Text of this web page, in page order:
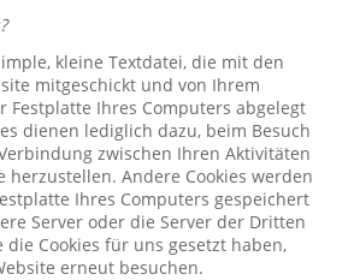
kleine Textdatei, die mit den
mitgeschickt und von Ihrem
Festplatte Ihres Computers abgelegt
dienen lediglich dazu, beim Besuch
zwischen Ihren Aktivitäten
herzustellen. Andere Cookies werden
Ihres Computers gespeichert
Server oder die Server der Dritten
die Cookies für uns gesetzt haben,
erneut besuchen.